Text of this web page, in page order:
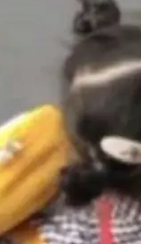
地
力
CI
率
新
新
类
文
题